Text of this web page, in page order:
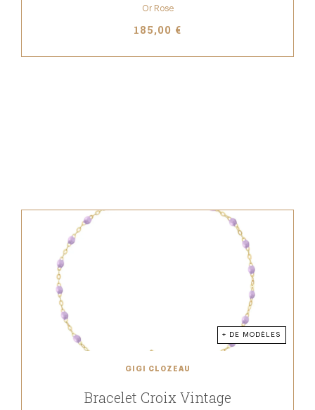
Or Rose
185,00 €
+ DE MODÈLES
GIGI CLOZEAU
Bracelet Croix Vintage